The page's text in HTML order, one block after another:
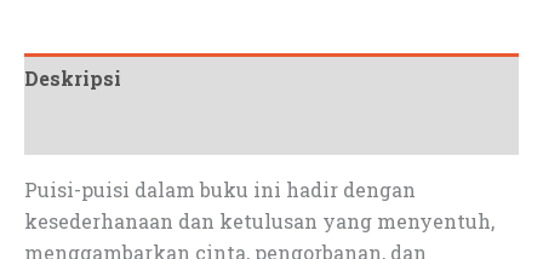
Deskripsi
Puisi-puisi dalam buku ini hadir dengan
kesederhanaan dan ketulusan yang menyentuh,
menggambarkan cinta, pengorbanan, dan